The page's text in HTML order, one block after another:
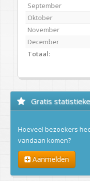
September
Oktober
November
December
Totaal:
Gratis
Hoeveel bezoekers
vandaan komen?
Aanmelden